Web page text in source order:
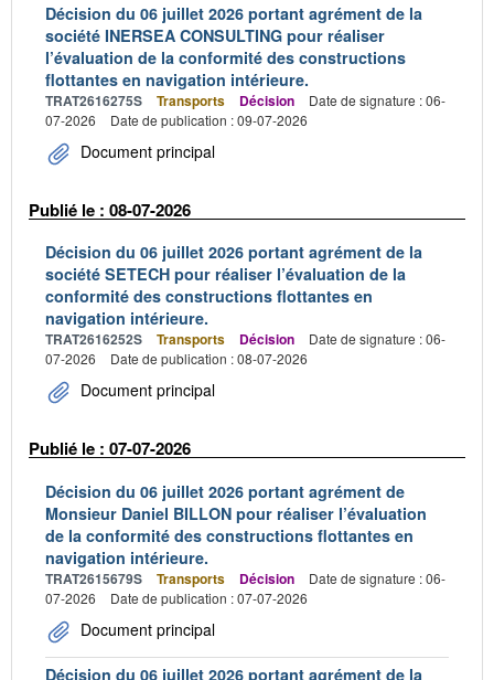
Décision du 06 juillet 2026 portant agrément de la
société INERSEA CONSULTING pour réaliser
l’évaluation de la conformité des constructions
flottantes en navigation intérieure.
TRAT2616275S Transports Décision
Date de signature : 06-
07-2026
Date de publication : 09-07-2026
Document principal
Publié le : 08-07-2026
Décision du 06 juillet 2026 portant agrément de la
société SETECH pour réaliser l’évaluation de la
conformité des constructions flottantes en
navigation intérieure.
TRAT2616252S Transports Décision
Date de signature : 06-
07-2026
Date de publication : 08-07-2026
Document principal
Publié le : 07-07-2026
Décision du 06 juillet 2026 portant agrément de
Monsieur Daniel BILLON pour réaliser l’évaluation
de la conformité des constructions flottantes en
navigation intérieure.
TRAT2615679S Transports Décision
Date de signature : 06-
07-2026
Date de publication : 07-07-2026
Document principal
Décision du 06 juillet 2026 portant agrément de la